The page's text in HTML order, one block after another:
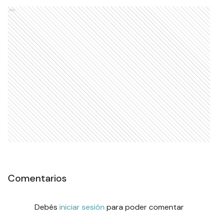
Ads
Comentarios
Debés iniciar sesión para poder comentar